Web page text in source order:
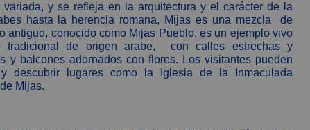
y se refleja en la arquitectura y el carácter de la
hasta la herencia romana, Mijas es una mezcla de
antiguo, conocido como Mijas Pueblo, es un ejemplo vivo
tradicional de origen arabe, con calles estrechas y
y balcones adornados con flores. Los visitantes pueden
descubrir lugares como la Iglesia de la Inmaculada
Mijas.